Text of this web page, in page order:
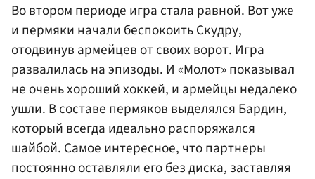
Во втором периоде игра стала равной. Вот уже
и пермяки начали беспокоить Скудру,
отодвинув армейцев от своих ворот. Игра
развалилась на эпизоды. И «Молот» показывал
не очень хороший хоккей, и армейцы недалеко
ушли. В составе пермяков выделялся Бардин,
который всегда идеально распоряжался
шайбой. Самое интересное, что партнеры
постоянно оставляли его без диска, заставляя